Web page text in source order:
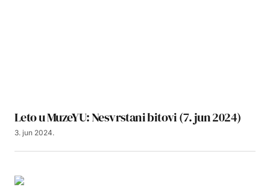
Leto u MuzeYU: Nesvrstani bitovi (7. jun 2024)
3. jun 2024.